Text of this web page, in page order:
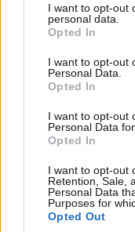
not limited to your
grant or deny
use your data for
consent section.
I want to opt-out
personal data.
Opted In
I want to opt-out
Personal Data.
Opted In
I want to opt-out
Personal Data
Opted In
I want to opt-out
Retention, Sale,
Personal Data
Purposes for
Opted Out
ΚΟΣΜΟΣ 2 ω. πριν
Μοναχός
Συνελήφθη για